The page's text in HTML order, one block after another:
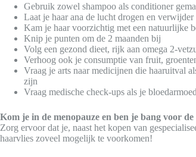
Gebruik zowel shampoo als conditioner
Laat je haar ana de lucht drogen en
Kam je haar voorzichtig met een natuurlijke
Knip je punten om de 2 maanden bij
Volg een gezond dieet, rijk aan omega 2-
Verhoog ook je consumptie van fruit,
Vraag je arts naar medicijnen die haaruitval
zijn
Vraag medische check-ups als je
Kom je in de menopauze en ben je bang voor
Zorg ervoor dat je, naast het kopen van
haarvlies zoveel mogelijk te voorkomen!